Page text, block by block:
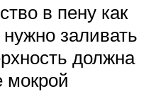
в пену как
заливать
должна
мокрой